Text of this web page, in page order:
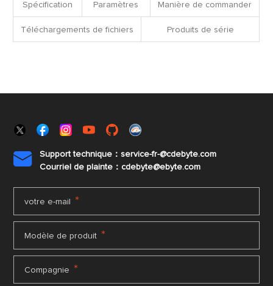
Spécification Paramètres Manière de commander
Téléchargements de fichiers Produits de série

Support technique：service-fr-@cdebyte.com
Courriel de plainte：cdebyte@ebyte.com
votre e-mail *
Modèle de produit *
Compagnie *